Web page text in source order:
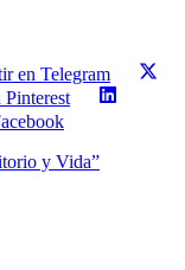
en Telegram
y Vida”